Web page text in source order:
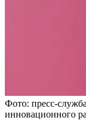
Фото: пресс-
инновационного